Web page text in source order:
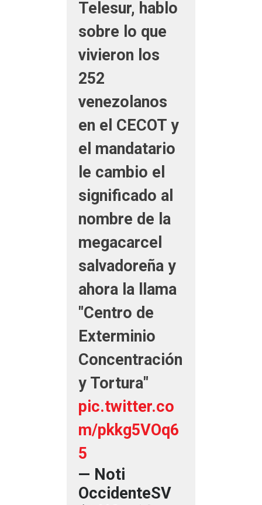
Telesur, hablo
sobre lo que
vivieron los
252
venezolanos
en el CECOT y
el mandatario
le cambio el
significado al
nombre de la
megacarcel
salvadoreña y
ahora la llama
"Centro de
Exterminio
Concentración
y Tortura"
pic.twitter.co
m/pkkg5VOq6
5
— Noti
OccidenteSV